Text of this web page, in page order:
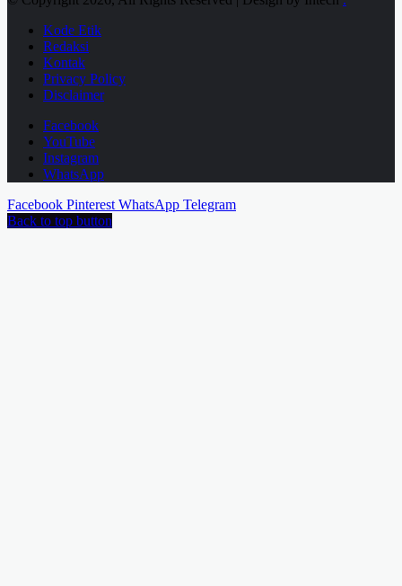
Kode Etik
Redaksi
Kontak
Privacy Policy
Disclaimer
Facebook
YouTube
Instagram
WhatsApp
Facebook Pinterest WhatsApp Telegram
Back to top button